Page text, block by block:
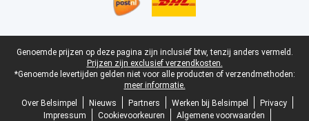
Juridische voettekst
Genoemde prijzen op deze pagina zijn inclusief btw, tenzij anders vermeld.
Prijzen zijn exclusief verzendkosten.
*Genoemde levertijden gelden niet voor alle producten of verzendmethoden:
meer informatie.
Over Belsimpel
Nieuws Partners Werken bij Belsimpel
Privacy
Impressum
Cookievoorkeuren
Algemene voorwaarden